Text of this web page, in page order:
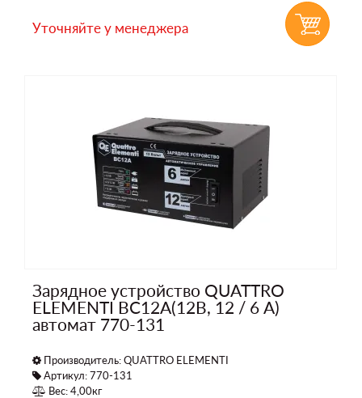
Уточняйте у менеджера
Зарядное устройство QUATTRO
ELEMENTI BC12A(12В, 12 / 6 А)
автомат 770-131
Производитель:QUATTRO ELEMENTI
Артикул: 770-131
Вес: 4,00кг